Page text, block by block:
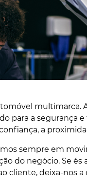
multimarca.
para a segurança
a
sempre em
do negócio. Se
cliente, deixa-nos a